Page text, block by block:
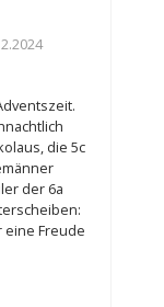
die 5c
der 6a
eine Freude